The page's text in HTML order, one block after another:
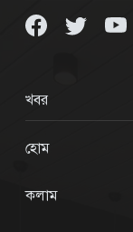
খবর
হোম
কলাম